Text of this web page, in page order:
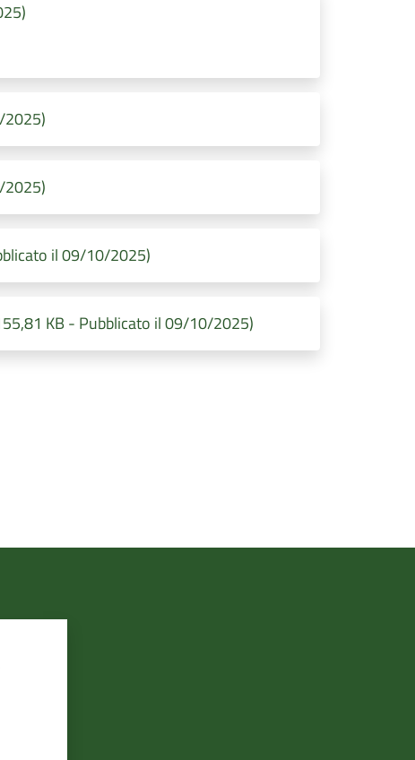
2025)
2025)
il 09/10/2025)
KB - Pubblicato il 09/10/2025)